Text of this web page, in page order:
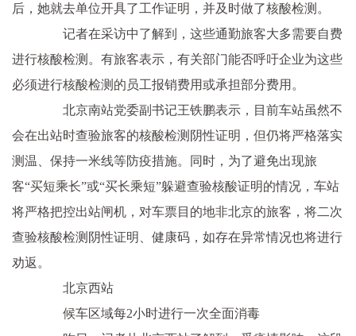
后，她就去单位开具了工作证明，并及时做了核酸检测。
记者在采访中了解到，这些通勤旅客大多需要自费
进行核酸检测。有旅客表示，有关部门能否呼吁企业为这些
必须进行核酸检测的员工报销费用或承担部分费用。
北京南站党委副书记王铁鹏表示，目前车站虽然不
会在出站时查验旅客的核酸检测阴性证明，但仍将严格落实
测温、保持一米线等防疫措施。同时，为了避免出现旅
客“买短乘长”或“买长乘短”躲避查验核酸证明的情况，车站
将严格把控出站闸机，对车票目的地非北京的旅客，将二次
查验核酸检测阴性证明、健康码，如存在异常情况也将进行
劝返。
北京西站
候车区域每2小时进行一次全面消毒